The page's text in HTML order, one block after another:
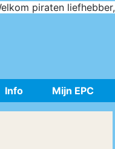
piraten liefhebber,
Info Mijn EPC